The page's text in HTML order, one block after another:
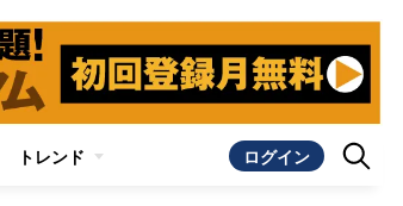
トレンド ログイン